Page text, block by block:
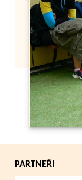
PARTNEŘI